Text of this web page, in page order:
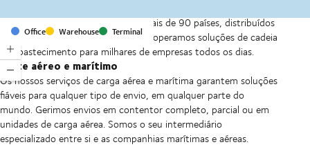
Office Warehouse Terminal
Com escritórios e instalações em mais de 90 países, distribuídos
por seis continentes, fornecemos e operamos soluções de cadeia
de abastecimento para milhares de empresas todos os dias.
Frete aéreo e marítimo
Os nossos serviços de carga aérea e marítima garantem soluções
fiáveis para qualquer tipo de envio, em qualquer parte do
mundo. Gerimos envios em contentor completo, parcial ou em
unidades de carga aérea. Somos o seu intermediário
especializado entre si e as companhias marítimas e aéreas.